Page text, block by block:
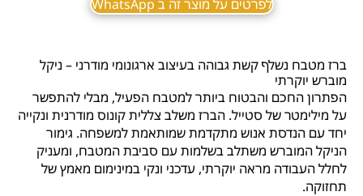
לפרטים על מוצר זה ב WhatsApp
ברז מטבח נשלף קשת גבוהה בעיצוב ארגונומי מודרני – ניקל
מוברש יוקרתי
הפתרון החכם והבטוח ביותר למטבח הפעיל, מבלי להתפשר
על מילימטר של סטייל. הברז משלב צללית קונוס מודרנית ונקייה
יחד עם הנדסת אנוש מתקדמת שמותאמת למשפחה. גימור
הניקל המוברש משתלב בשלמות עם סביבת המטבח, ומעניק
לחלל העבודה מראה יוקרתי, עדכני ונקי במינימום מאמץ של
תחזוקה.